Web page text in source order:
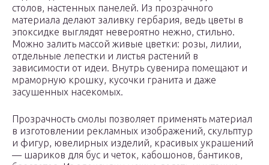
столов, настенных панелей. Из прозрачного
материала делают заливку гербария, ведь цветы в
эпоксидке выглядят невероятно нежно, стильно.
Можно залить массой живые цветки: розы, лилии,
отдельные лепестки и листья растений в
зависимости от идеи. Внутрь сувенира помещают и
мраморную крошку, кусочки гранита и даже
засушенных насекомых.
Прозрачность смолы позволяет применять материал
в изготовлении рекламных изображений, скульптур
и фигур, ювелирных изделий, красивых украшений
— шариков для бус и четок, кабошонов, бантиков,